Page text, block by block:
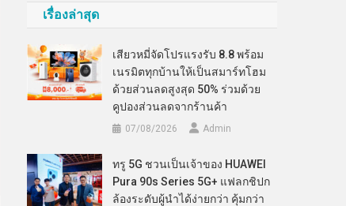
เรื่องล่าสุด
เสียวหมี่จัดโปรแรงรับ 8.8 พร้อม
เนรมิตทุกบ้านให้เป็นสมาร์ทโฮม
ด้วยส่วนลดสูงสุด 50% ร่วมด้วย
คูปองส่วนลดจากร้านค้า
07/08/2026 Admin
ทรู 5G ชวนเป็นเจ้าของ HUAWEI
Pura 90s Series 5G+ แฟลกชิปก
ล้องระดับผู้นำได้ง่ายกว่า คุ้มกว่า